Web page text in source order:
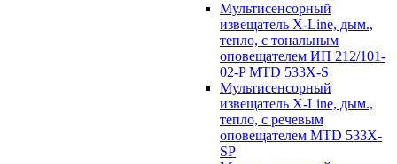
Мультисенсорный
извещатель X-Line, дым.,
тепло, с тональным
оповещателем ИП 212/101-
02-P MTD 533X-S
Мультисенсорный
извещатель X-Line, дым.,
тепло, с речевым
оповещателем MTD 533X-
SP